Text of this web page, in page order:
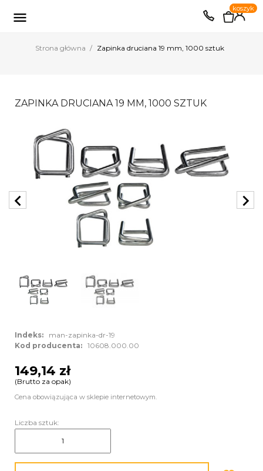
EUR PLN

0
koszyk
Strona główna Zapinka druciana 19 mm, 1000 sztuk
ZAPINKA DRUCIANA 19 MM, 1000 SZTUK
chevron_left chevron_right
Indeks:
man-zapinka-dr-19
Kod producenta: 10608.000.00
149,14 zł
(Brutto za opak)
Cena obowiązująca w sklepie internetowym.
Liczba sztuk: